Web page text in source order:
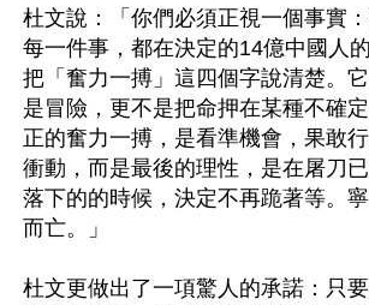
杜文說：「你們必須正視一個事實
每一件事，都在決定的14億中國人
把「奮力一搏」這四個字說清楚。
是冒險，更不是把命押在某種不確
正的奮力一搏，是看準機會，果敢
衝動，而是最後的理性，是在屠刀
落下的的時候，決定不再跪著等。
而亡。」
杜文更做出了一項驚人的承諾：只